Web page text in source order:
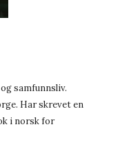
samfunnsliv.
Har skrevet en
i norsk for